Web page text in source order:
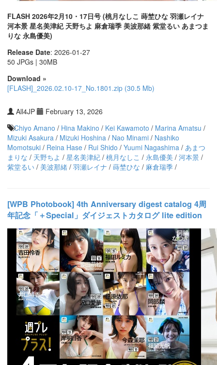
FLASH 2026年2月10・17日号 (桃月なしこ 蒔埜ひな 羽瀬レイナ
河本景 星名美津紀 天野ちよ 麻倉瑞季 美波那緒 紫堂るい あまつま
りな 永島優美)
Release Date: 2026-01-27
50 JPGs | 30MB
Download »
[FLASH]_2026.02.10-17_No.1801.zip (30.5 Mb)
All4JP
February 13, 2026
Chiyo Amano / Hina Makino / Kei Kawamoto / Marina Amatsu /
Mizuki Asakura / Mizuki Hoshina / Nao Minami / Nashiko
Momotsuki / Reina Hase / Rui Shido / Yuumi Nagashima / あまつ
まりな / 天野ちよ / 星名美津紀 / 桃月なしこ / 永島優美 / 河本景 /
紫堂るい / 美波那緒 / 羽瀬レイナ / 蒔埜ひな / 麻倉瑞季 /
[WPB Photobook] 4th Anniversary digest catalog 4周
年記念「＋Special」ダイジェストカタログ lite edition